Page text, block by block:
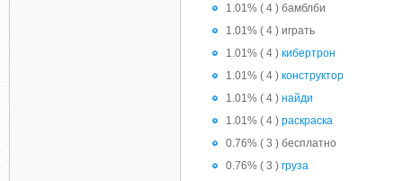
1.01% ( 4 ) бамблби
1.01% ( 4 ) играть
1.01% ( 4 ) кибертрон
1.01% ( 4 ) конструктор
1.01% ( 4 ) найди
1.01% ( 4 ) раскраска
0.76% ( 3 ) бесплатно
0.76% ( 3 ) груза